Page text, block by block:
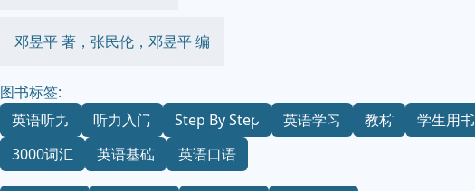
邓昱平 著，张民伦，邓昱平 编
图书标签:
英语听力
听力入门 Step By Step 英语学习 教材 学生用书
3000词汇
英语基础 英语口语